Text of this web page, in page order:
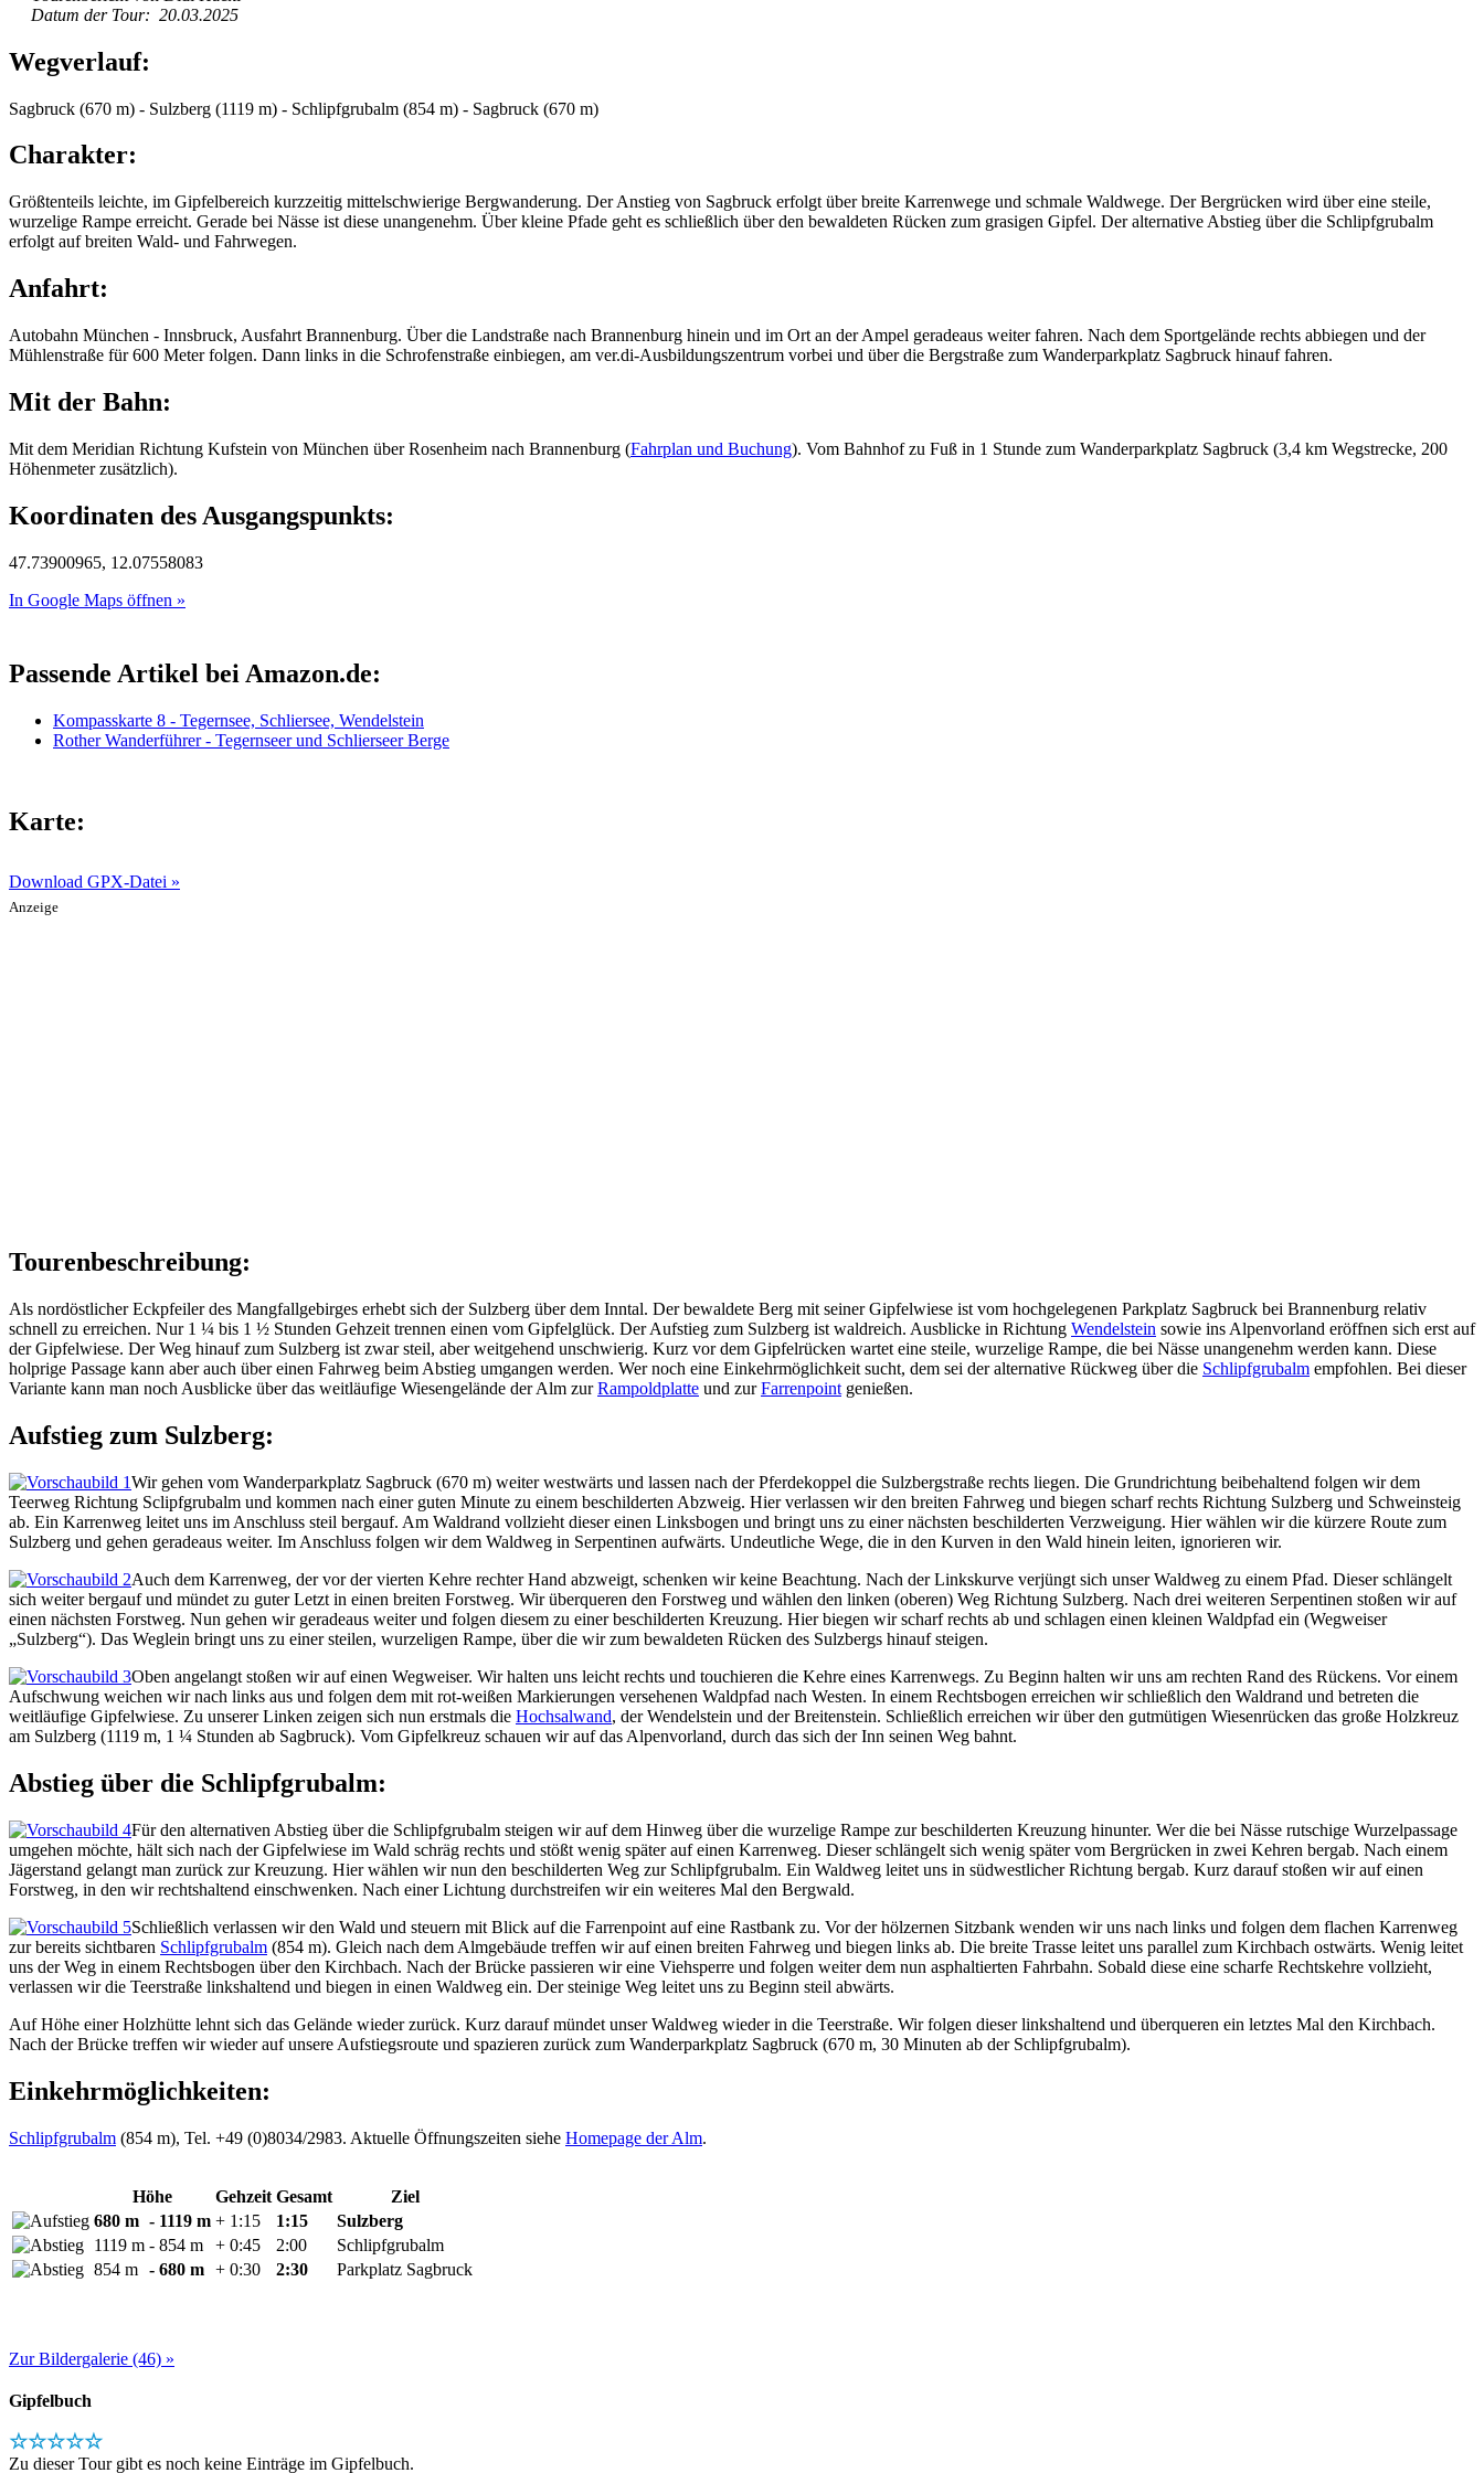
Datum der Tour: 20.03.2025
Wegverlauf:
Sagbruck (670 m) - Sulzberg (1119 m) - Schlipfgrubalm (854 m) - Sagbruck (670 m)
Charakter:
Größtenteils leichte, im Gipfelbereich kurzzeitig mittelschwierige Bergwanderung. Der Anstieg von Sagbruck erfolgt über breite Karrenwege und schmale Waldwege. Der Bergrücken wird über eine steile,
wurzelige Rampe erreicht. Gerade bei Nässe ist diese unangenehm. Über kleine Pfade geht es schließlich über den bewaldeten Rücken zum grasigen Gipfel. Der alternative Abstieg über die Schlipfgrubalm
erfolgt auf breiten Wald- und Fahrwegen.
Anfahrt:
Autobahn München - Innsbruck, Ausfahrt Brannenburg. Über die Landstraße nach Brannenburg hinein und im Ort an der Ampel geradeaus weiter fahren. Nach dem Sportgelände rechts abbiegen und der
Mühlenstraße für 600 Meter folgen. Dann links in die Schrofenstraße einbiegen, am ver.di-Ausbildungszentrum vorbei und über die Bergstraße zum Wanderparkplatz Sagbruck hinauf fahren.
Mit der Bahn:
Mit dem Meridian Richtung Kufstein von München über Rosenheim nach Brannenburg (Fahrplan und Buchung). Vom Bahnhof zu Fuß in 1 Stunde zum Wanderparkplatz Sagbruck (3,4 km Wegstrecke, 200
Höhenmeter zusätzlich).
Koordinaten des Ausgangspunkts:
47.73900965, 12.07558083
In Google Maps öffnen »
Passende Artikel bei Amazon.de:
Kompasskarte 8 - Tegernsee, Schliersee, Wendelstein
Rother Wanderführer - Tegernseer und Schlierseer Berge
Karte:
Download GPX-Datei »
Anzeige
Tourenbeschreibung:
Als nordöstlicher Eckpfeiler des Mangfallgebirges erhebt sich der Sulzberg über dem Inntal. Der bewaldete Berg mit seiner Gipfelwiese ist vom hochgelegenen Parkplatz Sagbruck bei Brannenburg relativ
schnell zu erreichen. Nur 1 ¼ bis 1 ½ Stunden Gehzeit trennen einen vom Gipfelglück. Der Aufstieg zum Sulzberg ist waldreich. Ausblicke in Richtung Wendelstein sowie ins Alpenvorland eröffnen sich erst auf
der Gipfelwiese. Der Weg hinauf zum Sulzberg ist zwar steil, aber weitgehend unschwierig. Kurz vor dem Gipfelrücken wartet eine steile, wurzelige Rampe, die bei Nässe unangenehm werden kann. Diese
holprige Passage kann aber auch über einen Fahrweg beim Abstieg umgangen werden. Wer noch eine Einkehrmöglichkeit sucht, dem sei der alternative Rückweg über die Schlipfgrubalm empfohlen. Bei dieser
Variante kann man noch Ausblicke über das weitläufige Wiesengelände der Alm zurRampoldplatte und zurFarrenpoint genießen.
Aufstieg zum Sulzberg:
Wir gehen vom Wanderparkplatz Sagbruck (670 m) weiter westwärts und lassen nach der Pferdekoppel die Sulzbergstraße rechts liegen. Die Grundrichtung beibehaltend folgen wir dem
Teerweg Richtung Sclipfgrubalm und kommen nach einer guten Minute zu einem beschilderten Abzweig. Hier verlassen wir den breiten Fahrweg und biegen scharf rechts Richtung Sulzberg und Schweinsteig
ab. Ein Karrenweg leitet uns im Anschluss steil bergauf. Am Waldrand vollzieht dieser einen Linksbogen und bringt uns zu einer nächsten beschilderten Verzweigung. Hier wählen wir die kürzere Route zum
Sulzberg und gehen geradeaus weiter. Im Anschluss folgen wir dem Waldweg in Serpentinen aufwärts. Undeutliche Wege, die in den Kurven in den Wald hinein leiten, ignorieren wir.
Auch dem Karrenweg, der vor der vierten Kehre rechter Hand abzweigt, schenken wir keine Beachtung. Nach der Linkskurve verjüngt sich unser Waldweg zu einem Pfad. Dieser schlängelt
sich weiter bergauf und mündet zu guter Letzt in einen breiten Forstweg. Wir überqueren den Forstweg und wählen den linken (oberen) Weg Richtung Sulzberg. Nach drei weiteren Serpentinen stoßen wir auf
einen nächsten Forstweg. Nun gehen wir geradeaus weiter und folgen diesem zu einer beschilderten Kreuzung. Hier biegen wir scharf rechts ab und schlagen einen kleinen Waldpfad ein (Wegweiser
„Sulzberg“). Das Weglein bringt uns zu einer steilen, wurzeligen Rampe, über die wir zum bewaldeten Rücken des Sulzbergs hinauf steigen.
Oben angelangt stoßen wir auf einen Wegweiser. Wir halten uns leicht rechts und touchieren die Kehre eines Karrenwegs. Zu Beginn halten wir uns am rechten Rand des Rückens. Vor einem
Aufschwung weichen wir nach links aus und folgen dem mit rot-weißen Markierungen versehenen Waldpfad nach Westen. In einem Rechtsbogen erreichen wir schließlich den Waldrand und betreten die
weitläufige Gipfelwiese. Zu unserer Linken zeigen sich nun erstmals die Hochsalwand, der Wendelstein und der Breitenstein. Schließlich erreichen wir über den gutmütigen Wiesenrücken das große Holzkreuz
am Sulzberg (1119 m, 1 ¼ Stunden ab Sagbruck). Vom Gipfelkreuz schauen wir auf das Alpenvorland, durch das sich der Inn seinen Weg bahnt.
Abstieg über die Schlipfgrubalm:
Für den alternativen Abstieg über die Schlipfgrubalm steigen wir auf dem Hinweg über die wurzelige Rampe zur beschilderten Kreuzung hinunter. Wer die bei Nässe rutschige Wurzelpassage
umgehen möchte, hält sich nach der Gipfelwiese im Wald schräg rechts und stößt wenig später auf einen Karrenweg. Dieser schlängelt sich wenig später vom Bergrücken in zwei Kehren bergab. Nach einem
Jägerstand gelangt man zurück zur Kreuzung. Hier wählen wir nun den beschilderten Weg zur Schlipfgrubalm. Ein Waldweg leitet uns in südwestlicher Richtung bergab. Kurz darauf stoßen wir auf einen
Forstweg, in den wir rechtshaltend einschwenken. Nach einer Lichtung durchstreifen wir ein weiteres Mal den Bergwald.
Schließlich verlassen wir den Wald und steuern mit Blick auf die Farrenpoint auf eine Rastbank zu. Vor der hölzernen Sitzbank wenden wir uns nach links und folgen dem flachen Karrenweg
zur bereits sichtbaren Schlipfgrubalm (854 m). Gleich nach dem Almgebäude treffen wir auf einen breiten Fahrweg und biegen links ab. Die breite Trasse leitet uns parallel zum Kirchbach ostwärts. Wenig leitet
uns der Weg in einem Rechtsbogen über den Kirchbach. Nach der Brücke passieren wir eine Viehsperre und folgen weiter dem nun asphaltierten Fahrbahn. Sobald diese eine scharfe Rechtskehre vollzieht,
verlassen wir die Teerstraße linkshaltend und biegen in einen Waldweg ein. Der steinige Weg leitet uns zu Beginn steil abwärts.
Auf Höhe einer Holzhütte lehnt sich das Gelände wieder zurück. Kurz darauf mündet unser Waldweg wieder in die Teerstraße. Wir folgen dieser linkshaltend und überqueren ein letztes Mal den Kirchbach.
Nach der Brücke treffen wir wieder auf unsere Aufstiegsroute und spazieren zurück zum Wanderparkplatz Sagbruck (670 m, 30 Minuten ab der Schlipfgrubalm).
Einkehrmöglichkeiten:
Schlipfgrubalm (854 m), Tel. +49 (0)8034/2983. Aktuelle Öffnungszeiten siehe Homepage der Alm.
Höhe Gehzeit Gesamt
Ziel
680 m - 1119 m + 1:15 1:15
Sulzberg
1119 m - 854 m + 0:45 2:00
Schlipfgrubalm
854 m - 680 m + 0:30 2:30 Parkplatz Sagbruck
Zur Bildergalerie (46) »
Gipfelbuch
☆☆☆☆☆
Zu dieser Tour gibt es noch keine Einträge im Gipfelbuch.